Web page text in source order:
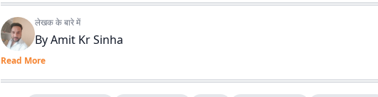
लेखक के बारे में
ByAmit Kr Sinha
Read More